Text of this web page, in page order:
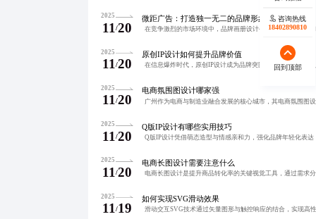
2025
11 /20
微距广告：打造独一无二的品牌形象设计
2025
11 /20
原创IP设计如何提升品牌价值
2025
11/20
电商氛围图设计哪家强
2025
11 /20
Q版IP设计有哪些实用技巧
2025
11 /20
电商长图设计需要注意什么
2025
11 /19
如何实现SVG滑动效果
咨询热线
18402890810
回到顶部